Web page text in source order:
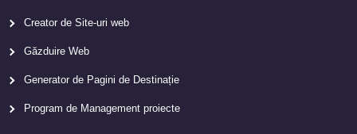
Creator de Site-uri web
Găzduire Web
Generator de Pagini de Destinație
Program de Management proiecte